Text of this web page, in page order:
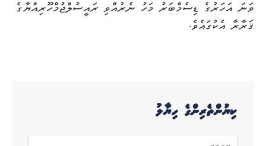
ވަނަ އަހަރުގެ ޑިސެމްބަރު މަހު ނެރުއްވި ރައީސުލްޖުމްހޫރިއްޔާގެ
ޤަރާރާ އެކުގައެވެ.
ކިޔުންތެރިންގެ ހިޔާލު